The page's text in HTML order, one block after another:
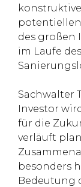
des großen
im Laufe
Sachwalter
Investor
für die
verläuft
besonders
Bedeutung